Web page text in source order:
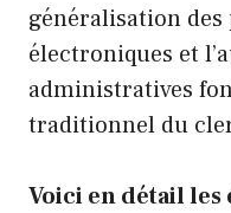
généralisation
électroniques et
administratives
traditionnel du
Voici en détail